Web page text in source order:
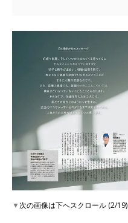
▼次の画像は下へスクロール (2/19)